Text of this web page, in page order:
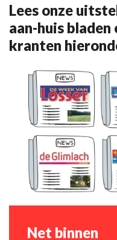
Lees onze
aan-huis
kranten
Net binnen